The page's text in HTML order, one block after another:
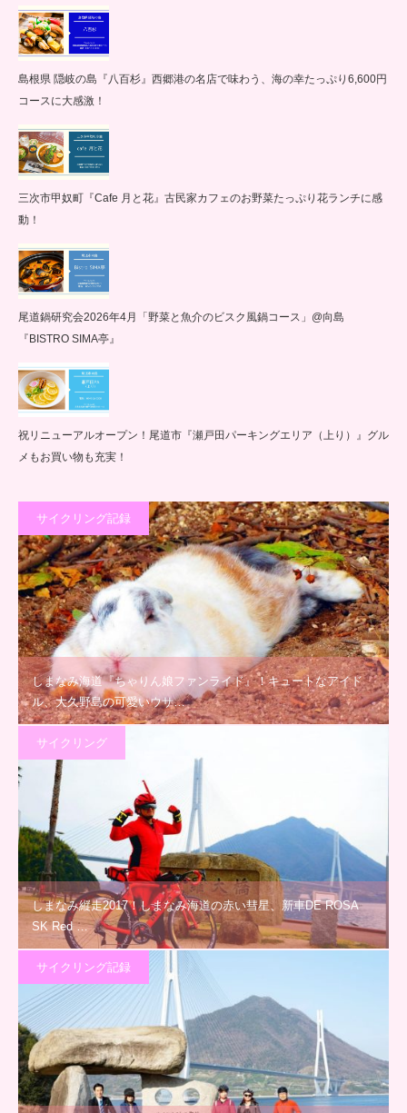
島根県 隠岐の島『八百杉』西郷港の名店で味わう、海の幸たっぷり6,600円
コースに大感激！
三次市甲奴町『Cafe 月と花』古民家カフェのお野菜たっぷり花ランチに感
動！
尾道鍋研究会2026年4月「野菜と魚介のビスク風鍋コース」@向島
『BISTRO SIMA亭』
祝リニューアルオープン！尾道市『瀬戸田パーキングエリア（上り）』グル
メもお買い物も充実！
サイクリング記録
しまなみ海道『ちゃりん娘ファンライド』！キュートなアイド
ル、大久野島の可愛いウサ…
サイクリング
しまなみ縦走2017！しまなみ海道の赤い彗星、新車DE ROSA
SK Red …
サイクリング記録